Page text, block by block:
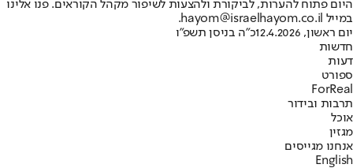
היום פתוח להערות, לביקורת ולהצעות לשיפור מקהל הקוראים. פנו אלינו
במייל hayom@israelhayom.co.il.
יום ראשון, 12.4.2026
כ"ה בניסן תשפ"ו
חדשות
דעות
ספורט
ForReal
תרבות ובידור
אוכל
מגזין
אנחנו מגייסים
English